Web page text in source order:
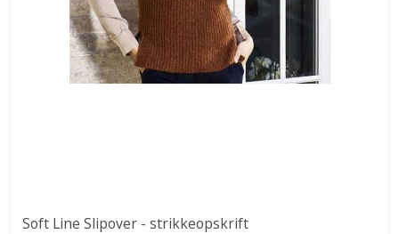
Soft Line Slipover - strikkeopskrift